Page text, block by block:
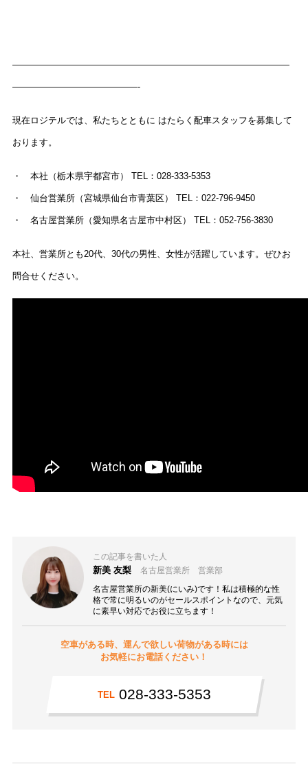
———————————————————————————————
——————————————-
現在ロジテルでは、私たちとともに はたらく配車スタッフを募集して
おります。
・ 本社（栃木県宇都宮市） TEL：028-333-5353
・ 仙台営業所（宮城県仙台市青葉区） TEL：022-796-9450
・ 名古屋営業所（愛知県名古屋市中村区） TEL：052-756-3830
本社、営業所とも20代、30代の男性、女性が活躍しています。ぜひお
問合せください。
この記事を書いた人
新美 友梨 名古屋営業所 営業部
名古屋営業所の新美(にいみ)です！私は積極的な性
格で常に明るいのがセールスポイントなので、元気
に素早い対応でお役に立ちます！
空車がある時、運んで欲しい荷物がある時には
お気軽にお電話ください！
TEL 028-333-5353